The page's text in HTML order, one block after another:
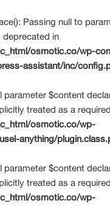
Passing null to
deprecated in
osmotic.co/wp-
assistant/inc/
parameter $content
treated as a
osmotic.co/wp-
anything/
parameter $content
treated as a
osmotic.co/wp-